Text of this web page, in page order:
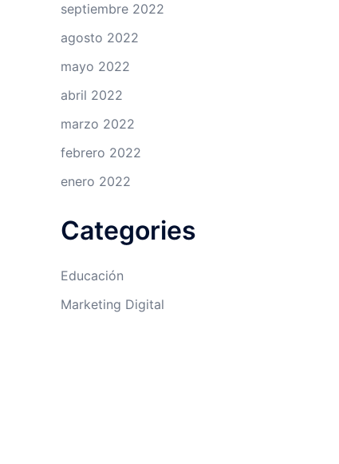
septiembre 2022
agosto 2022
mayo 2022
abril 2022
marzo 2022
febrero 2022
enero 2022
Categories
Educación
Marketing Digital